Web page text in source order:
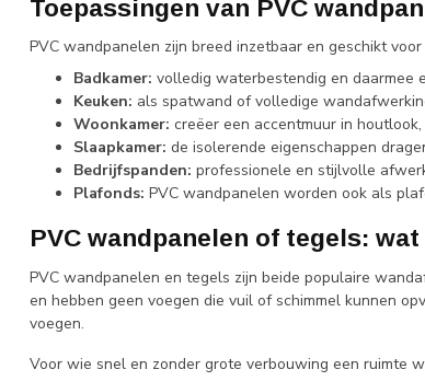
Toepassingen van PVC
PVC wandpanelen zijn breed inzetbaar en geschikt
Badkamer: volledig waterbestendig en daarmee
Keuken: als spatwand of volledige
Woonkamer: creëer een accentmuur in
Slaapkamer: de isolerende eigenschappen
Bedrijfspanden: professionele en stijlvolle
Plafonds: PVC wandpanelen worden ook als
PVC wandpanelen of tegels:
PVC wandpanelen en tegels zijn beide populaire
en hebben geen voegen die vuil of schimmel kunnen
voegen.
Voor wie snel en zonder grote verbouwing een ruimte